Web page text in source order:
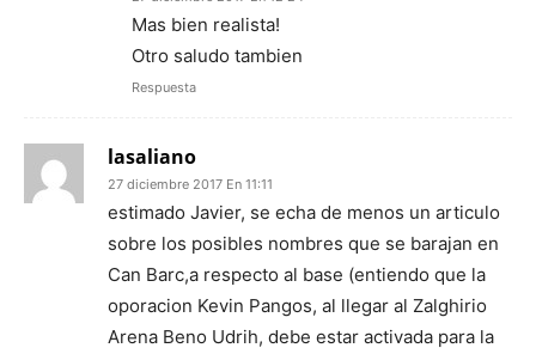
Mas bien realista!
Otro saludo tambien
Respuesta
lasaliano
27 diciembre 2017 En 11:11
estimado Javier, se echa de menos un articulo
sobre los posibles nombres que se barajan en
Can Barc,a respecto al base (entiendo que la
oporacion Kevin Pangos, al llegar al Zalghirio
Arena Beno Udrih, debe estar activada para la